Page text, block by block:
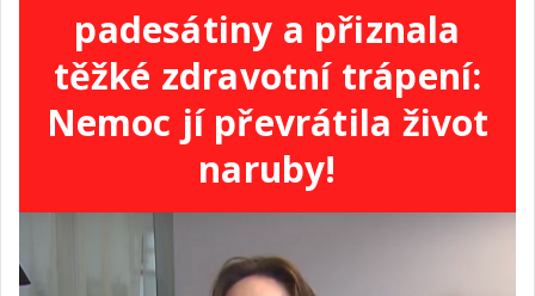
padesátiny a přiznala
těžké zdravotní trápení:
Nemoc jí převrátila život
naruby!